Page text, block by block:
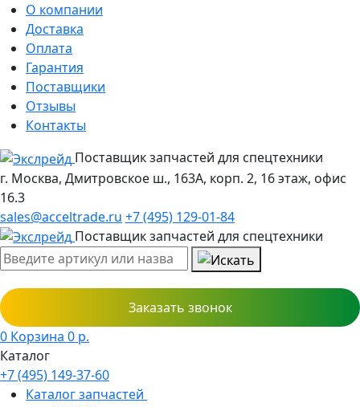
О компании
Доставка
Оплата
Гарантия
Поставщики
Отзывы
Контакты
Поставщик запчастей для спецтехники
г. Москва, Дмитровское ш., 163А, корп. 2, 16 этаж, офис
16.3
sales@acceltrade.ru +7 (495) 129-01-84
Поставщик запчастей для спецтехники
Заказать звонок
0 Корзина 0 р.
Каталог
+7 (495) 149-37-60
Каталог запчастей